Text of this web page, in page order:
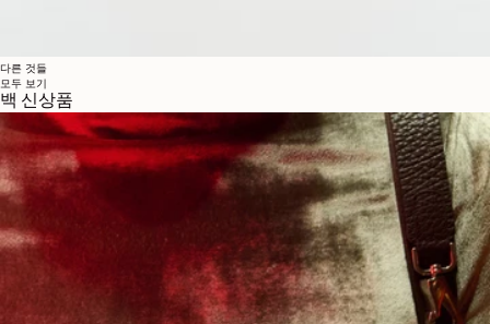
다른 것들
모두 보기
백 신상품